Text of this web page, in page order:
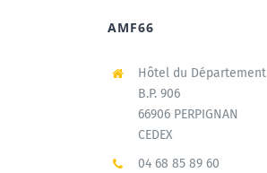
AMF66
Hôtel du Département
B.P. 906
66906 PERPIGNAN
CEDEX
04 68 85 89 60